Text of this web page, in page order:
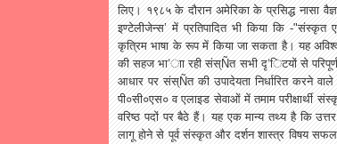
लिए। १९८५ के दौरान अमेरिका के प्रसिद्ध नासा
इण्टेलीजेन्स’में प्रतिपादित भी किया कि-"संस्कृत
कृत्रिम भाषा के रूप में किया जा सकता है। यह
की सहज भा’ रही संस्Ñत सभी दृ’िटयों से परिपूर्ण
आधार पर संस्Ñत की उपादेयता निर्धारित करने वाले
पी०सी०एस० व एलाइड सेवाओं में तमाम परीक्षार्थी
वरिष्ठ पदों पर बैठे हैं। यह एक मान्य तथ्य है कि उत्तर
लागू होने से पूर्व संस्कृत और दर्शन शास्त्र विषय